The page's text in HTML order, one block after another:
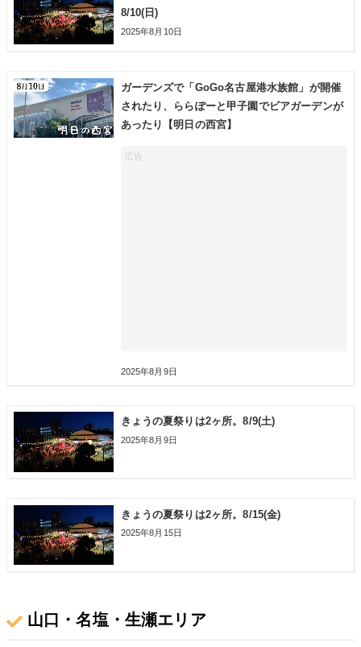
8/10(日)
2025年8月10日
ガーデンズで「GoGo名古屋港水族館」が開催
されたり、ららぽーと甲子園でビアガーデンが
あったり【明日の西宮】
2025年8月9日
きょうの夏祭りは2ヶ所。8/9(土)
2025年8月9日
きょうの夏祭りは2ヶ所。8/15(金)
2025年8月15日
山口・名塩・生瀬エリア